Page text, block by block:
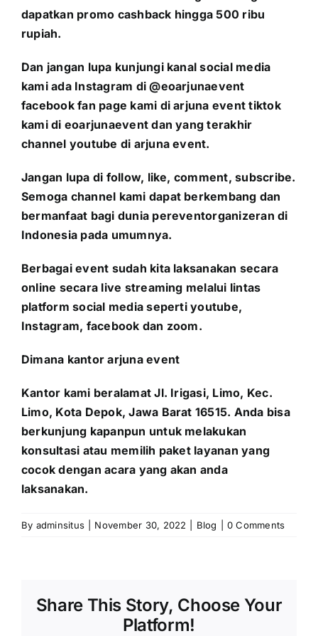
dapatkan promo cashback hingga 500 ribu
rupiah.
Dan jangan lupa kunjungi kanal social media
kami ada Instagram di @eoarjunaevent
facebook fan page kami di arjuna event tiktok
kami di eoarjunaevent dan yang terakhir
channel youtube di arjuna event.
Jangan lupa di follow, like, comment, subscribe.
Semoga channel kami dapat berkembang dan
bermanfaat bagi dunia pereventorganizeran di
Indonesia pada umumnya.
Berbagai event sudah kita laksanakan secara
online secara live streaming melalui lintas
platform social media seperti youtube,
Instagram, facebook dan zoom.
Dimana kantor arjuna event
Kantor kami beralamat Jl. Irigasi, Limo, Kec.
Limo, Kota Depok, Jawa Barat 16515. Anda bisa
berkunjung kapanpun untuk melakukan
konsultasi atau memilih paket layanan yang
cocok dengan acara yang akan anda
laksanakan.
By adminsitus November 30, 2022 Blog 0 Comments
Share This Story, Choose Your
Platform!